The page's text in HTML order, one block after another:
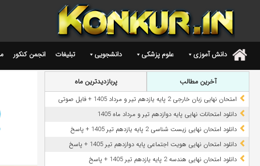
. دانش آموزی علوم پزشکی دانشجویی تبلیغات انجمن کنکور
آخرین مطالب پربازدیدترین ماه
امتحان نهایی زبان خارجی 2 پایه یازدهم تیر و مرداد 1405 + فایل صوتی
دانلود امتحانات نهایی پایه دوازدهم تیر و مرداد ماه 1405
دانلود امتحان نهایی زیست شناسی 2 پایه یازدهم تیر 1405 + پاسخ
دانلود امتحان نهایی هویت اجتماعی پایه دوازدهم تیر 1405 + پاسخ
دانلود امتحان نهایی هندسه 2 پایه یازدهم تیر 1405 + پاسخ